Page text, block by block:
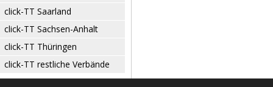
click-TT Saarland
click-TT Sachsen-Anhalt
click-TT Thüringen
click-TT restliche Verbände